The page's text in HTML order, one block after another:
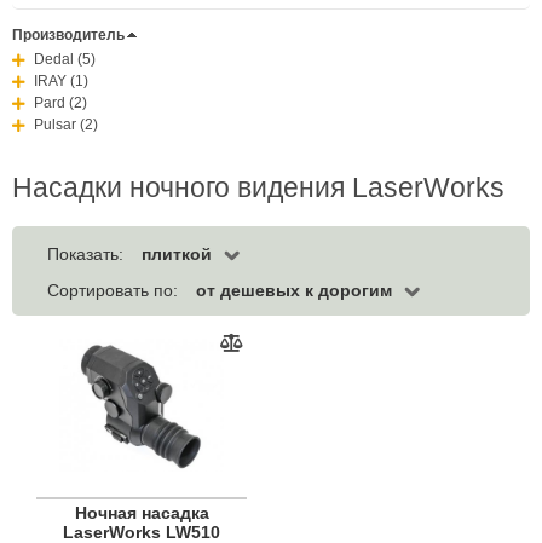
Производитель
Dedal (5)
IRAY (1)
Pard (2)
Pulsar (2)
Насадки ночного видения LaserWorks
Показать:
плиткой
Сортировать по:
от дешевых к дорогим
Ночная насадка
LaserWorks LW510